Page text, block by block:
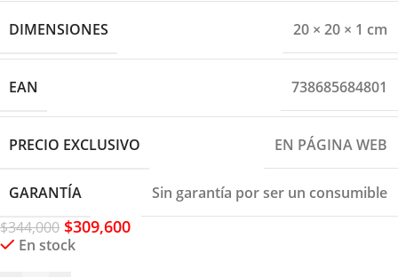
DIMENSIONES 20 × 20 × 1 cm
EAN 738685684801
PRECIO EXCLUSIVO EN PÁGINA WEB
GARANTÍA
Sin garantía por ser un consumible
$344,000 $309,600
En stock